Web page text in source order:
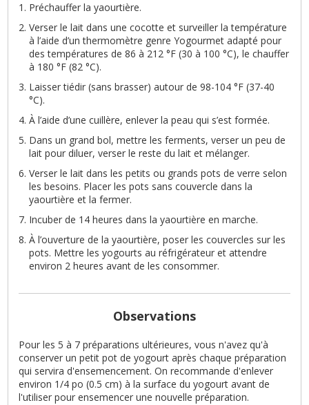
Préchauffer la yaourtière.
Verser le lait dans une cocotte et surveiller la température
à l’aide d’un thermomètre genre Yogourmet adapté pour
des températures de 86 à 212 °F (30 à 100 °C), le chauffer
à 180 °F (82 °C).
Laisser tiédir (sans brasser) autour de 98-104 °F (37-40
°C).
À l’aide d’une cuillère, enlever la peau qui s’est formée.
Dans un grand bol, mettre les ferments, verser un peu de
lait pour diluer, verser le reste du lait et mélanger.
Verser le lait dans les petits ou grands pots de verre selon
les besoins. Placer les pots sans couvercle dans la
yaourtière et la fermer.
Incuber de 14 heures dans la yaourtière en marche.
À l’ouverture de la yaourtière, poser les couvercles sur les
pots. Mettre les yogourts au réfrigérateur et attendre
environ 2 heures avant de les consommer.
Observations
Pour les 5 à 7 préparations ultérieures, vous n'avez qu'à
conserver un petit pot de yogourt après chaque préparation
qui servira d'ensemencement. On recommande d'enlever
environ 1/4 po (0.5 cm) à la surface du yogourt avant de
l'utiliser pour ensemencer une nouvelle préparation.